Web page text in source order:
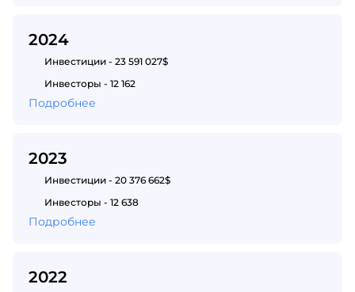
2024
Инвестиции - 23 591 027$
Инвесторы - 12 162
Подробнее
2023
Инвестиции - 20 376 662$
Инвесторы - 12 638
Подробнее
2022